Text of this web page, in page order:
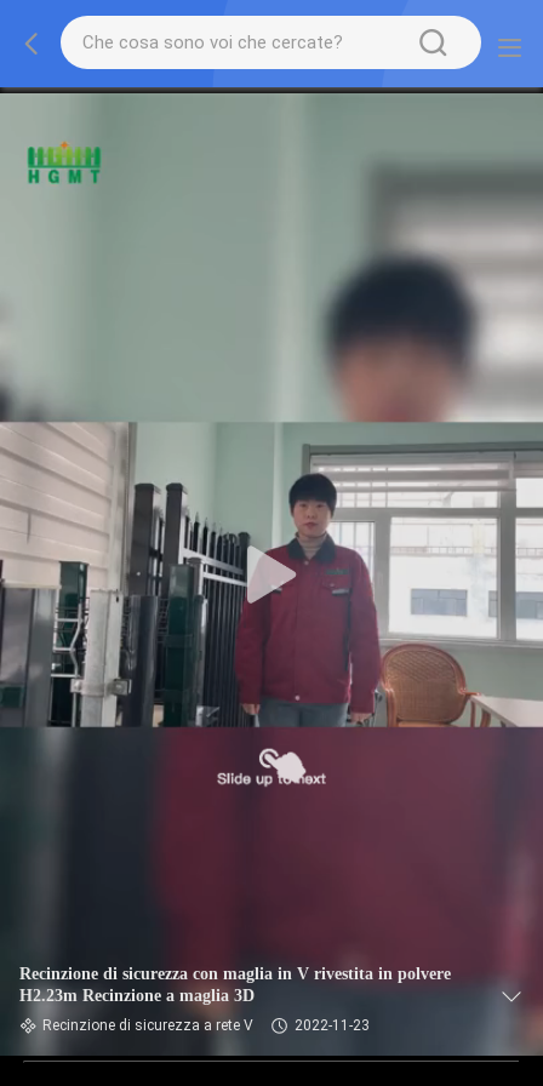
Recinzione di sicurezza con maglia in V rivestita in polvere
H2.23m Recinzione a maglia 3D
Recinzione di sicurezza a rete V 2022-11-23